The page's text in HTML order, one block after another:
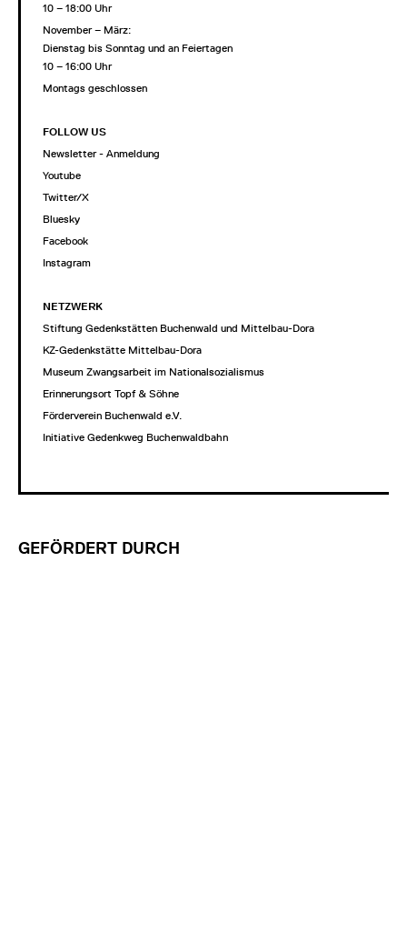
10 – 18:00 Uhr
November – März:
Dienstag bis Sonntag und an Feiertagen
10 – 16:00 Uhr
Montags geschlossen
FOLLOW US
Newsletter - Anmeldung
Youtube
Twitter/X
Bluesky
Facebook
Instagram
NETZWERK
Stiftung Gedenkstätten Buchenwald und Mittelbau-Dora
KZ-Gedenkstätte Mittelbau-Dora
Museum Zwangsarbeit im Nationalsozialismus
Erinnerungsort Topf & Söhne
Förderverein Buchenwald e.V.
Initiative Gedenkweg Buchenwaldbahn
GEFÖRDERT DURCH